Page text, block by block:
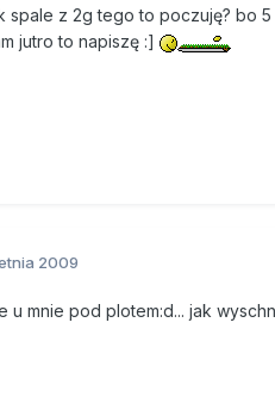
spale z 2g tego to poczuję? bo 5
jutro to napiszę :]
2009
u mnie pod plotem:d... jak